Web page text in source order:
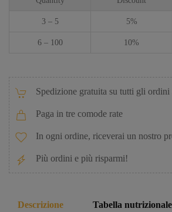
3 – 5 5%
6 – 100 10%
Spedizione gratuita su tutti gli
Paga in tre comode rate
In ogni ordine, riceverai un nostro
Più ordini e più risparmi!
Descrizione Tabella nutrizionale